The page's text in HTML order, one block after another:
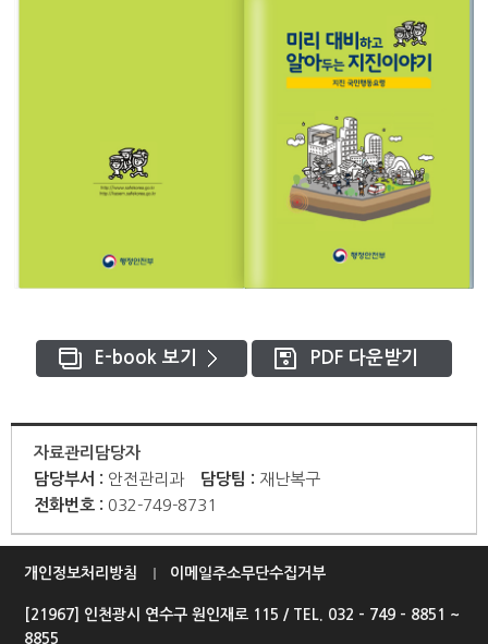
E-book 보기 PDF 다운받기
자료관리담당자
담당부서 : 안전관리과 담당팀 : 재난복구
전화번호 : 032-749-8731
개인정보처리방침 이메일주소무단수집거부
[21967] 인천광시 연수구 원인재로 115 / TEL. 032 - 749 - 8851 ~
8855